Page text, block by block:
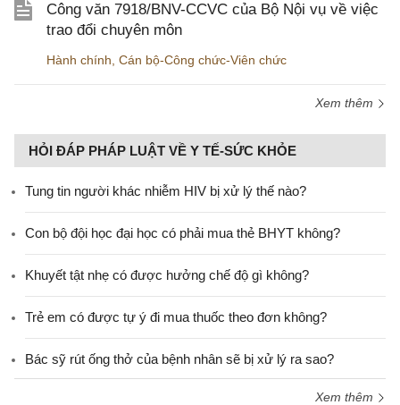
Công văn 7918/BNV-CCVC của Bộ Nội vụ về việc
trao đổi chuyên môn
Hành chính Cán bộ-Công chức-Viên chức
Xem thêm
HỎI ĐÁP PHÁP LUẬT VỀ Y TẾ-SỨC KHỎE
Tung tin người khác nhiễm HIV bị xử lý thế nào?
Con bộ đội học đại học có phải mua thẻ BHYT không?
Khuyết tật nhẹ có được hưởng chế độ gì không?
Trẻ em có được tự ý đi mua thuốc theo đơn không?
Bác sỹ rút ống thở của bệnh nhân sẽ bị xử lý ra sao?
Xem thêm